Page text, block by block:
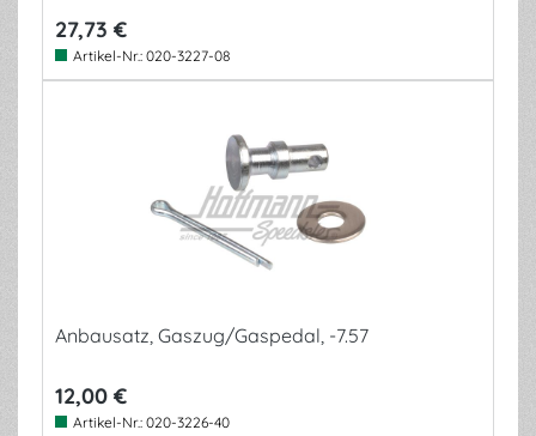
27,73 €
Artikel-Nr.: 020-3227-08
Anbausatz, Gaszug/Gaspedal, -7.57
12,00 €
Artikel-Nr.: 020-3226-40